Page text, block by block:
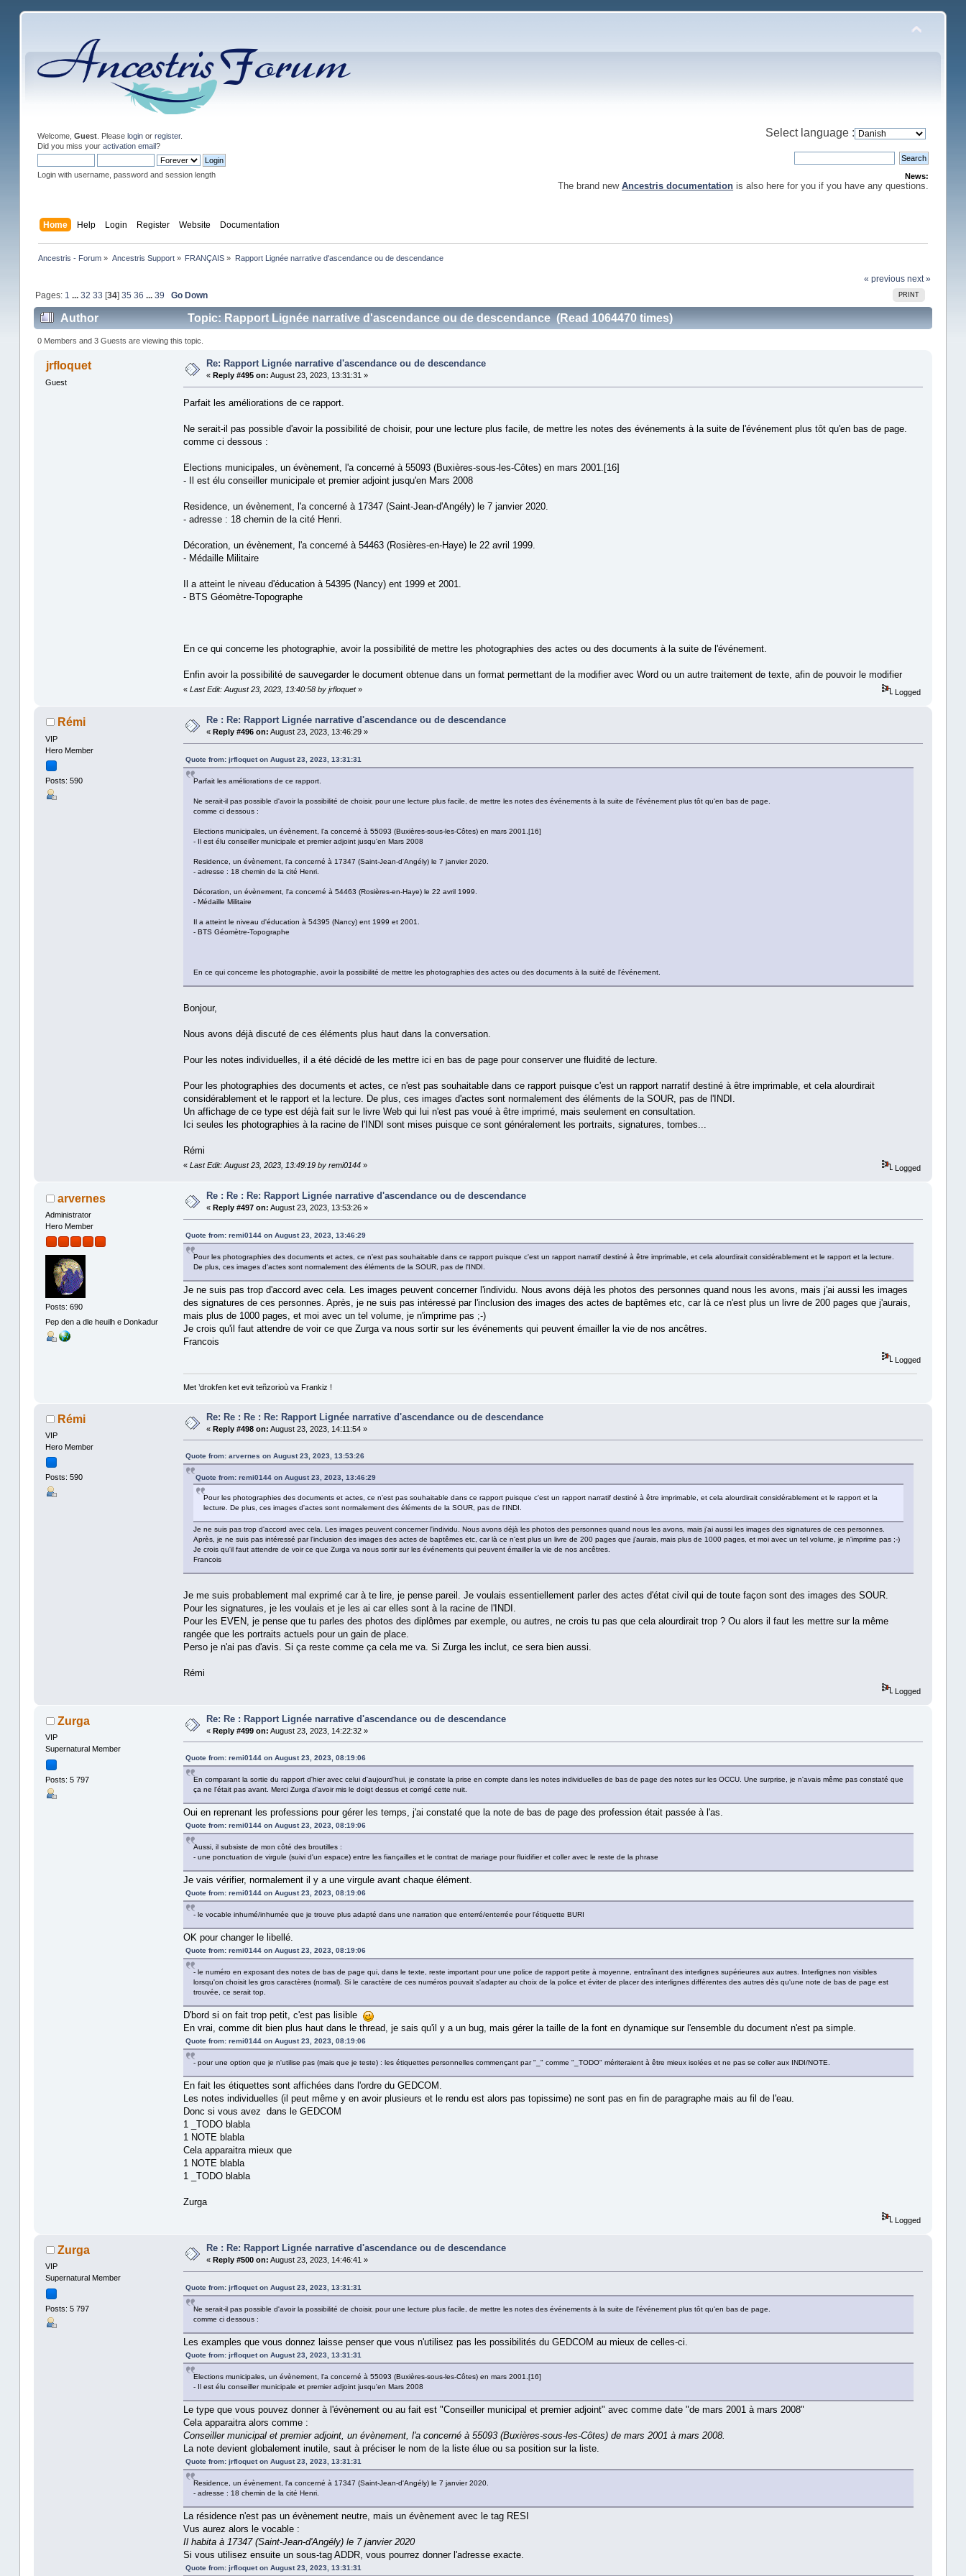
Welcome, Guest. Please loginor register.
Did you miss your activation email?
Login with username, password and session length
Select language :
News:
The brand newAncestris documentation is also here for you if you have any questions.
Home Help Login Register Website Documentation
Ancestris - Forum » Ancestris Support» FRANÇAIS » Rapport Lignée narrative d'ascendance ou de descendance
« previous next »
PRINT
Pages: 1 ...32 33 [34]35 36 ...39 Go Down
Author Topic: Rapport Lignée narrative d'ascendance ou de descendance (Read 1064470 times)
0 Members and 3 Guests are viewing this topic.
jrfloquet
Guest
Re: Rapport Lignée narrative d'ascendance ou de descendance
« Reply #495 on: August 23, 2023, 13:31:31 »
Parfait les améliorations de ce rapport.
Ne serait-il pas possible d'avoir la possibilité de choisir, pour une lecture plus facile, de mettre les notes des événements à la suite de l'événement plus tôt qu'en bas de page.
comme ci dessous :
Elections municipales, un évènement, l'a concerné à 55093 (Buxières-sous-les-Côtes) en mars 2001.[16]
- Il est élu conseiller municipale et premier adjoint jusqu'en Mars 2008
Residence, un évènement, l'a concerné à 17347 (Saint-Jean-d'Angély) le 7 janvier 2020.
- adresse : 18 chemin de la cité Henri.
Décoration, un évènement, l'a concerné à 54463 (Rosières-en-Haye) le 22 avril 1999.
- Médaille Militaire
Il a atteint le niveau d'éducation à 54395 (Nancy) ent 1999 et 2001.
- BTS Géomètre-Topographe
En ce qui concerne les photographie, avoir la possibilité de mettre les photographies des actes ou des documents à la suite de l'événement.
Enfin avoir la possibilité de sauvegarder le document obtenue dans un format permettant de la modifier avec Word ou un autre traitement de texte, afin de pouvoir le modifier
« Last Edit: August 23, 2023, 13:40:58 by jrfloquet» Logged
Rémi
VIP
Hero Member
Posts: 590
Re : Re: Rapport Lignée narrative d'ascendance ou de descendance
« Reply #496 on: August 23, 2023, 13:46:29 »
Quote from: jrfloquet on August 23, 2023, 13:31:31
Parfait les améliorations de ce rapport.
Ne serait-il pas possible d'avoir la possibilité de choisir, pour une lecture plus facile, de mettre les notes des événements à la suite de l'événement plus tôt qu'en bas de page.
comme ci dessous :
Elections municipales, un évènement, l'a concerné à 55093 (Buxières-sous-les-Côtes) en mars 2001.[16]
- Il est élu conseiller municipale et premier adjoint jusqu'en Mars 2008
Residence, un évènement, l'a concerné à 17347 (Saint-Jean-d'Angély) le 7 janvier 2020.
- adresse : 18 chemin de la cité Henri.
Décoration, un évènement, l'a concerné à 54463 (Rosières-en-Haye) le 22 avril 1999.
- Médaille Militaire
Il a atteint le niveau d'éducation à 54395 (Nancy) ent 1999 et 2001.
- BTS Géomètre-Topographe
En ce qui concerne les photographie, avoir la possibilité de mettre les photographies des actes ou des documents à la suité de l'événement.
Bonjour,
Nous avons déjà discuté de ces éléments plus haut dans la conversation.
Pour les notes individuelles, il a été décidé de les mettre ici en bas de page pour conserver une fluidité de lecture.
Pour les photographies des documents et actes, ce n'est pas souhaitable dans ce rapport puisque c'est un rapport narratif destiné à être imprimable, et cela alourdirait
considérablement et le rapport et la lecture. De plus, ces images d'actes sont normalement des éléments de la SOUR, pas de l'INDI.
Un affichage de ce type est déjà fait sur le livre Web qui lui n'est pas voué à être imprimé, mais seulement en consultation.
Ici seules les photographies à la racine de l'INDI sont mises puisque ce sont généralement les portraits, signatures, tombes...
Rémi
« Last Edit: August 23, 2023, 13:49:19 by remi0144» Logged
arvernes
Administrator
Hero Member
Posts: 690
Pep den a dle heuilh e Donkadur
Re : Re : Re: Rapport Lignée narrative d'ascendance ou de descendance
« Reply #497 on: August 23, 2023, 13:53:26 »
Quote from: remi0144 on August 23, 2023, 13:46:29
Pour les photographies des documents et actes, ce n'est pas souhaitable dans ce rapport puisque c'est un rapport narratif destiné à être imprimable, et cela alourdirait considérablement et le rapport et la lecture.
De plus, ces images d'actes sont normalement des éléments de la SOUR, pas de l'INDI.
Je ne suis pas trop d'accord avec cela. Les images peuvent concerner l'individu. Nous avons déjà les photos des personnes quand nous les avons, mais j'ai aussi les images
des signatures de ces personnes. Après, je ne suis pas intéressé par l'inclusion des images des actes de baptêmes etc, car là ce n'est plus un livre de 200 pages que j'aurais,
mais plus de 1000 pages, et moi avec un tel volume, je n'imprime pas ;-)
Je crois qu'il faut attendre de voir ce que Zurga va nous sortir sur les événements qui peuvent émailler la vie de nos ancêtres.
Francois
Logged
Met ’drokfen ket evit teñzorioù va Frankiz !
Rémi
VIP
Hero Member
Posts: 590
Re: Re : Re : Re: Rapport Lignée narrative d'ascendance ou de descendance
«Reply #498 on: August 23, 2023, 14:11:54 »
Quote from: arvernes on August 23, 2023, 13:53:26
Quote from: remi0144 on August 23, 2023, 13:46:29
Pour les photographies des documents et actes, ce n'est pas souhaitable dans ce rapport puisque c'est un rapport narratif destiné à être imprimable, et cela alourdirait considérablement et le rapport et la
lecture. De plus, ces images d'actes sont normalement des éléments de la SOUR, pas de l'INDI.
Je ne suis pas trop d'accord avec cela. Les images peuvent concerner l'individu. Nous avons déjà les photos des personnes quand nous les avons, mais j'ai aussi les images des signatures de ces personnes.
Après, je ne suis pas intéressé par l'inclusion des images des actes de baptêmes etc, car là ce n'est plus un livre de 200 pages que j'aurais, mais plus de 1000 pages, et moi avec un tel volume, je n'imprime pas ;-)
Je crois qu'il faut attendre de voir ce que Zurga va nous sortir sur les événements qui peuvent émailler la vie de nos ancêtres.
Francois
Je me suis probablement mal exprimé car à te lire, je pense pareil. Je voulais essentiellement parler des actes d'état civil qui de toute façon sont des images des SOUR.
Pour les signatures, je les voulais et je les ai car elles sont à la racine de l'INDI.
Pour les EVEN, je pense que tu parles des photos des diplômes par exemple, ou autres, ne crois tu pas que cela alourdirait trop ? Ou alors il faut les mettre sur la même
rangée que les portraits actuels pour un gain de place.
Perso je n'ai pas d'avis. Si ça reste comme ça cela me va. Si Zurga les inclut, ce sera bien aussi.
Rémi
Logged
Zurga
VIP
Supernatural Member
Posts: 5 797
Re: Re : Rapport Lignée narrative d'ascendance ou de descendance
«Reply #499 on: August 23, 2023, 14:22:32 »
Quote from: remi0144 on August 23, 2023, 08:19:06
En comparant la sortie du rapport d'hier avec celui d'aujourd'hui, je constate la prise en compte dans les notes individuelles de bas de page des notes sur les OCCU. Une surprise, je n'avais même pas constaté que
ça ne l'était pas avant. Merci Zurga d'avoir mis le doigt dessus et corrigé cette nuit.
Oui en reprenant les professions pour gérer les temps, j'ai constaté que la note de bas de page des profession était passée à l'as.
Quote from: remi0144 on August 23, 2023, 08:19:06
Aussi, il subsiste de mon côté des broutilles :
- une ponctuation de virgule (suivi d'un espace) entre les fiançailles et le contrat de mariage pour fluidifier et coller avec le reste de la phrase
Je vais vérifier, normalement il y a une virgule avant chaque élément.
Quote from: remi0144 on August 23, 2023, 08:19:06
- le vocable inhumé/inhumée que je trouve plus adapté dans une narration que enterré/enterrée pour l'étiquette BURI
OK pour changer le libellé.
Quote from: remi0144 on August 23, 2023, 08:19:06
- le numéro en exposant des notes de bas de page qui, dans le texte, reste important pour une police de rapport petite à moyenne, entraînant des interlignes supérieures aux autres. Interlignes non visibles
lorsqu'on choisit les gros caractères (normal). Si le caractère de ces numéros pouvait s'adapter au choix de la police et éviter de placer des interlignes différentes des autres dès qu'une note de bas de page est
trouvée, ce serait top.
D'bord si on fait trop petit, c'est pas lisible
En vrai, comme dit bien plus haut dans le thread, je sais qu'il y a un bug, mais gérer la taille de la font en dynamique sur l'ensemble du document n'est pa simple.
Quote from: remi0144 on August 23, 2023, 08:19:06
- pour une option que je n'utilise pas (mais que je teste) : les étiquettes personnelles commençant par "_" comme "_TODO" mériteraient à être mieux isolées et ne pas se coller aux INDI/NOTE.
En fait les étiquettes sont affichées dans l'ordre du GEDCOM.
Les notes individuelles (il peut même y en avoir plusieurs et le rendu est alors pas topissime) ne sont pas en fin de paragraphe mais au fil de l'eau.
Donc si vous avez dans le GEDCOM
1 _TODO blabla
1 NOTE blabla
Cela apparaitra mieux que
1 NOTE blabla
1 _TODO blabla
Zurga
Logged
Zurga
VIP
Supernatural Member
Posts: 5 797
Re : Re: Rapport Lignée narrative d'ascendance ou de descendance
«Reply #500 on: August 23, 2023, 14:46:41 »
Quote from: jrfloquet on August 23, 2023, 13:31:31
Ne serait-il pas possible d'avoir la possibilité de choisir, pour une lecture plus facile, de mettre les notes des événements à la suite de l'événement plus tôt qu'en bas de page.
comme ci dessous :
Les examples que vous donnez laisse penser que vous n'utilisez pas les possibilités du GEDCOM au mieux de celles-ci.
Quote from: jrfloquet on August 23, 2023, 13:31:31
Elections municipales, un évènement, l'a concerné à 55093 (Buxières-sous-les-Côtes) en mars 2001.[16]
- Il est élu conseiller municipale et premier adjoint jusqu'en Mars 2008
Le type que vous pouvez donner à l'évènement ou au fait est "Conseiller municipal et premier adjoint" avec comme date "de mars 2001 à mars 2008"
Cela apparaitra alors comme :
Conseiller municipal et premier adjoint, un évènement, l'a concerné à 55093 (Buxières-sous-les-Côtes) de mars 2001 à mars 2008.
La note devient globalement inutile, saut à préciser le nom de la liste élue ou sa position sur la liste.
Quote from: jrfloquet on August 23, 2023, 13:31:31
Residence, un évènement, l'a concerné à 17347 (Saint-Jean-d'Angély) le 7 janvier 2020.
- adresse : 18 chemin de la cité Henri.
La résidence n'est pas un évènement neutre, mais un évènement avec le tag RESI
Vus aurez alors le vocable :
Il habita à 17347 (Saint-Jean-d'Angély) le 7 janvier 2020
Si vous utilisez ensuite un sous-tag ADDR, vous pourrez donner l'adresse exacte.
Quote from: jrfloquet on August 23, 2023, 13:31:31